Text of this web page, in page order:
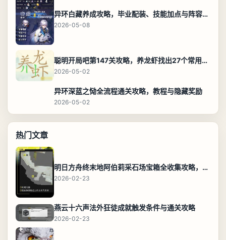
异环白藏养成攻略，毕业配装、技能加点与阵容搭配保姆级解析
2026-05-08
聪明开局吧第147关攻略，养龙虾找出27个常用字通关答案
2026-05-02
异环深蓝之恸全流程通关攻略，教程与隐藏奖励
2026-05-02
热门文章
明日方舟终末地阿伯莉采石场宝箱全收集攻略，全点位分布图与路线
2026-02-23
燕云十六声法外狂徒成就触发条件与通关攻略
2026-02-23